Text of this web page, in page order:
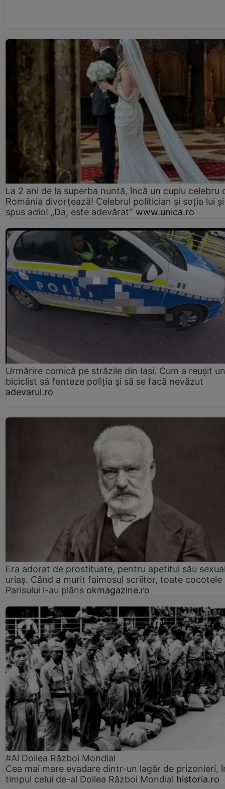
La 2 ani de la superba nuntă, încă un cuplu celebru
România divorțează! Celebrul politician și soția lui
spus adio! „Da, este adevărat” www.unica.ro
Urmărire comică pe străzile din Iași. Cum a reușit un
biciclist să fenteze poliția și să se facă nevăzut
adevarul.ro
Era adorat de prostituate, pentru apetitul său
uriaș. Când a murit faimosul scriitor, toate cocotele
Parisului l-au plâns okmagazine.ro
#Al Doilea Război Mondial
Cea mai mare evadare dintr-un lagăr de prizonieri,
timpul celui de-al Doilea Război Mondial historia.ro